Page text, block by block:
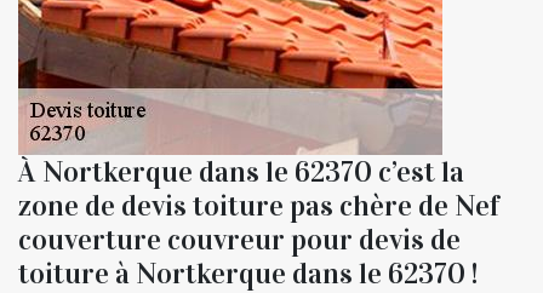
À Nortkerque dans le 62370 c’est la
zone de devis toiture pas chère de Nef
couverture couvreur pour devis de
toiture à Nortkerque dans le 62370 !